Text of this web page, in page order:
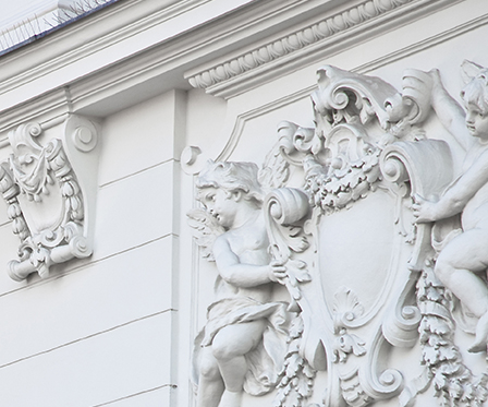
31091c25-dcdb-4146-bb0c-6bf9122abf5d